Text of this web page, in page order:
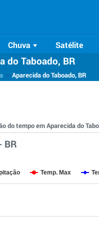
Chuva Satélite
do Taboado, BR
Aparecida do Taboado, BR
do tempo em Aparecida do
BR
Temp. Max